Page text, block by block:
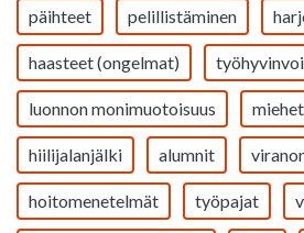
päihteet pelillistäminen
haasteet (ongelmat)
luonnon monimuotoisuus miehet
hiilijalanjälki alumnit
hoitomenetelmät työpajat